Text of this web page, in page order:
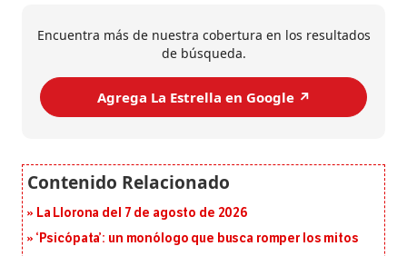
Encuentra más de nuestra cobertura en los resultados
de búsqueda.
Agrega La Estrella en Google ↗️
La Llorona del 7 de agosto de 2026
‘Psicópata’: un monólogo que busca romper los mitos